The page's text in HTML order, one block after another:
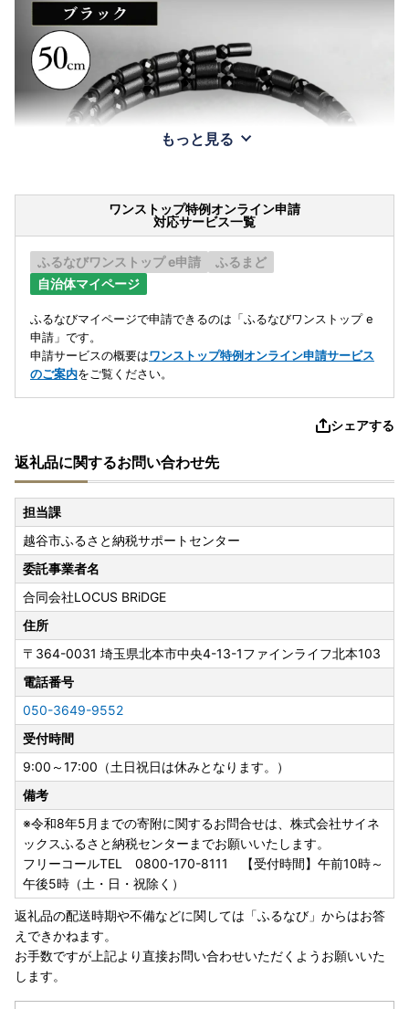
もっと見る
ワンストップ特例オンライン申請
対応サービス一覧
ふるなびワンストップ e申請
ふるまど
自治体マイページ
ふるなびマイページで申請できるのは「ふるなびワンストップ e
申請」です。
申請サービスの概要はワンストップ特例オンライン申請サービス
のご案内をご覧ください。
シェアする
返礼品に関するお問い合わせ先
担当課
越谷市ふるさと納税サポートセンター
委託事業者名
合同会社LOCUS BRiDGE
住所
〒364-0031 埼玉県北本市中央4-13-1ファインライフ北本103
電話番号
050-3649-9552
受付時間
9:00～17:00（土日祝日は休みとなります。）
備考
※令和8年5月までの寄附に関するお問合せは、株式会社サイネ
ックスふるさと納税センターまでお願いいたします。
フリーコールTEL 0800-170-8111 【受付時間】午前10時～
午後5時（土・日・祝除く）
返礼品の配送時期や不備などに関しては「ふるなび」からはお答
えできかねます。
お手数ですが上記より直接お問い合わせいただくようお願いいた
します。